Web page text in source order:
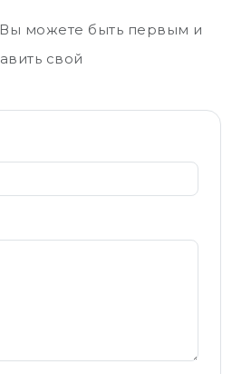
можете быть первым и
свой